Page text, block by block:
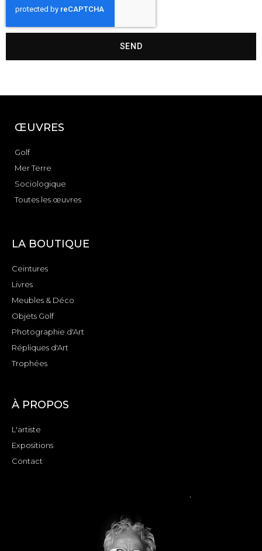
SEND
ŒUVRES
Golf
Mer Terre
Sociologique
Toutes les œuvres
LA BOUTIQUE
Ceintures
Livres
Meubles & Déco
Objets Golf
Photographie d'Art
Répliques d'Art
Trophées
À PROPOS
L'artiste
Expositions
Contact